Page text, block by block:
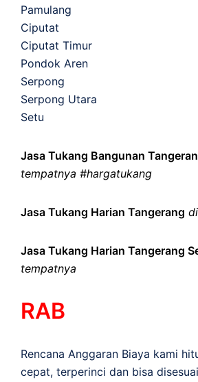
Pamulang
Ciputat
Ciputat Timur
Pondok Aren
Serpong
Serpong Utara
Setu
Jasa Tukang Bangunan
tempatnya #hargatukang
Jasa Tukang Harian Tangerang
Jasa Tukang Harian Tangerang
tempatnya
RAB
Rencana Anggaran Biaya kami
cepat, terperinci dan bisa